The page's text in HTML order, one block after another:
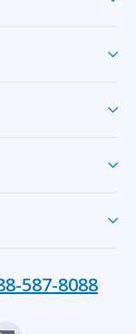
587-8088